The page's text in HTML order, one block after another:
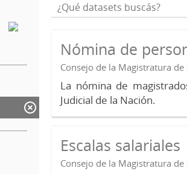
Nómina de
Consejo de la Magistratura
La nómina de
Judicial de la Nación.
Escalas salariales
Consejo de la Magistratura